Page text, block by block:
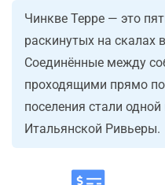
Чинкве Терре — это
раскинутых на скалах
Соединённые между
проходящими прямо
поселения стали
Итальянской Ривьеры.